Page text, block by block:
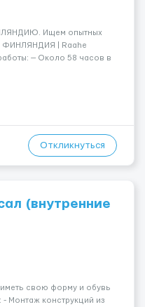
Ищем опытных
ФИНЛЯНДИЯ | Raahe
— Около 58 часов в
скорее....
Откликнуться
(внутренние
свою форму и обувь
Монтаж конструкций из